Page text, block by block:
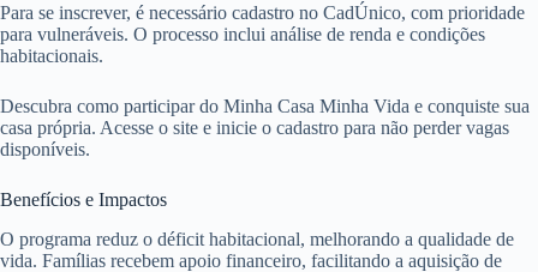
Para se inscrever, é necessário cadastro no CadÚnico, com prioridade
para vulneráveis. O processo inclui análise de renda e condições
habitacionais.
Descubra como participar do Minha Casa Minha Vida e conquiste sua
casa própria. Acesse o site e inicie o cadastro para não perder vagas
disponíveis.
Benefícios e Impactos
O programa reduz o déficit habitacional, melhorando a qualidade de
vida. Famílias recebem apoio financeiro, facilitando a aquisição de